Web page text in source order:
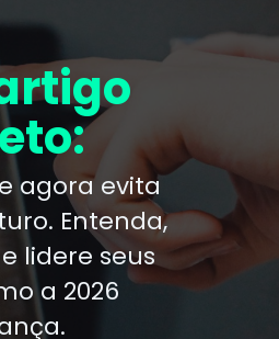
agora evita
Entenda,
lidere seus
a 2026